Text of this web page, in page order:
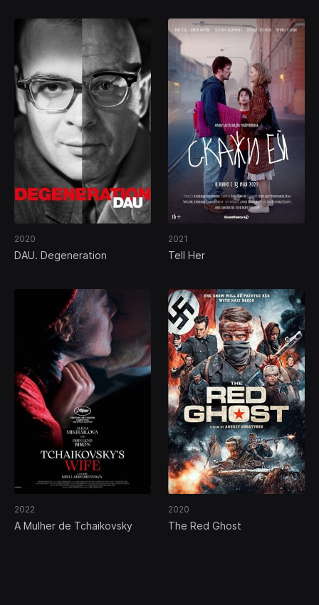
2020
DAU. Degeneration
2021
Tell Her
2022
A Mulher de Tchaikovsky
2020
The Red Ghost